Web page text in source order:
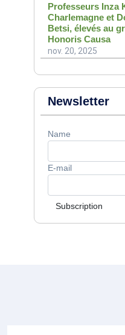
Professeurs Inza
Charlemagne et
Betsi, élevés au
Honoris Causa
nov. 20, 2025
Newsletter
Name
E-mail
Subscription